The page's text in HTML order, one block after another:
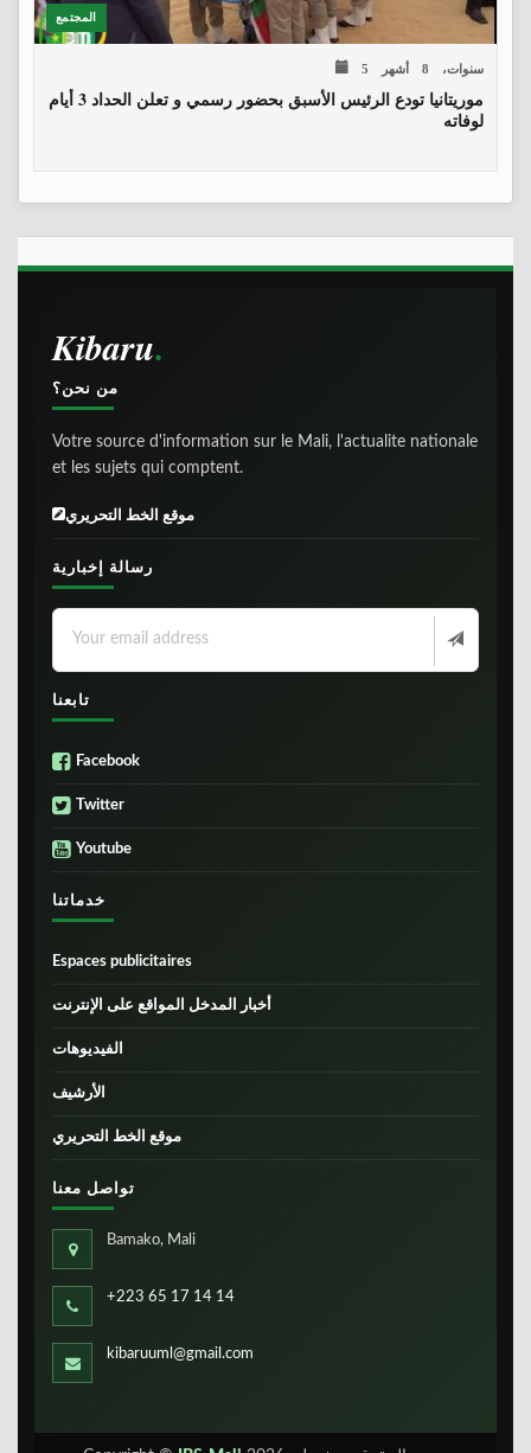
المجتمع
5 سنوات، 8 أشهر
موريتانيا تودع الرئيس الأسبق بحضور رسمي و تعلن الحداد 3 أيام
لوفاته
Kibaru
من نحن؟
Votre source d'information sur le Mali, l'actualite nationale
et les sujets qui comptent.
موقع الخط التحريري
رسالة إخبارية
تابعنا
Facebook
Twitter
Youtube
خدماتنا
Espaces publicitaires
أخبار المدخل المواقع على الإنترنت
الفيديوهات
الأرشيف
موقع الخط التحريري
تواصل معنا
Bamako, Mali
+223 65 17 14 14
kibaruuml@gmail.com